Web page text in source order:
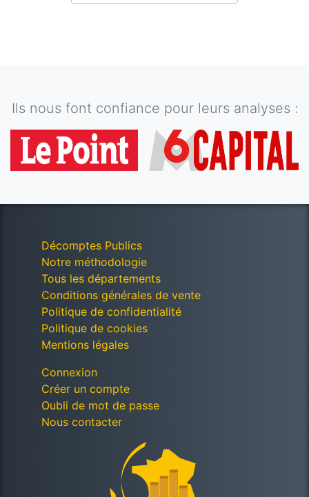
Ils nous font confiance pour leurs analyses :
Décomptes Publics
Notre méthodologie
Tous les départements
Conditions générales de vente
Politique de confidentialité
Politique de cookies
Mentions légales
Connexion
Créer un compte
Oubli de mot de passe
Nous contacter